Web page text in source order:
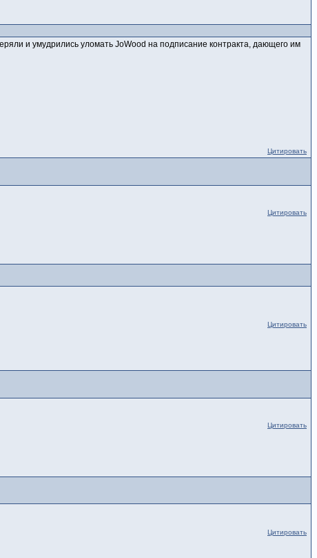
и умудрились уломать JoWood на подписание контракта, дающего им
Цитировать
Цитировать
Цитировать
Цитировать
Цитировать